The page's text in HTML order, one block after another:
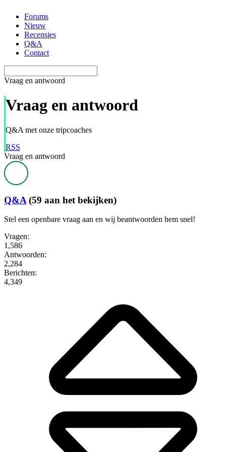
naar
inhoud
Forums
Nieuw
Recensies
Q&A
Contact
Vraag en antwoord
Vraag en antwoord
Q&A met onze tripcoaches
RSS
Vraag en antwoord
Q&A (59 aan het bekijken)
Stel een openbare vraag aan en wij beantwoorden hem snel!
Vragen:
1,586
Antwoorden:
2,284
Berichten:
4,349